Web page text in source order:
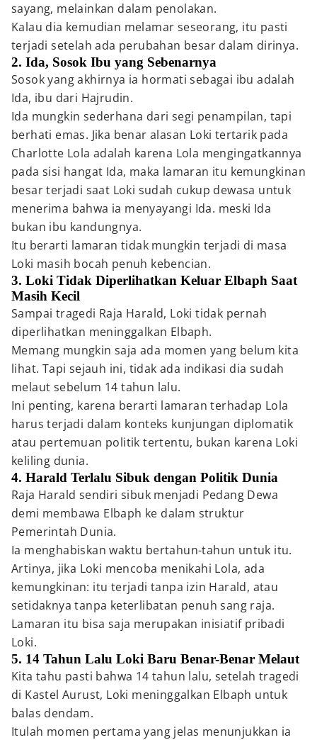
sayang, melainkan dalam penolakan.
Kalau dia kemudian melamar seseorang, itu pasti
terjadi setelah ada perubahan besar dalam dirinya.
2. Ida, Sosok Ibu yang Sebenarnya
Sosok yang akhirnya ia hormati sebagai ibu adalah
Ida, ibu dari Hajrudin.
Ida mungkin sederhana dari segi penampilan, tapi
berhati emas. Jika benar alasan Loki tertarik pada
Charlotte Lola adalah karena Lola mengingatkannya
pada sisi hangat Ida, maka lamaran itu kemungkinan
besar terjadi saat Loki sudah cukup dewasa untuk
menerima bahwa ia menyayangi Ida. meski Ida
bukan ibu kandungnya.
Itu berarti lamaran tidak mungkin terjadi di masa
Loki masih bocah penuh kebencian.
3. Loki Tidak Diperlihatkan Keluar Elbaph Saat
Masih Kecil
Sampai tragedi Raja Harald, Loki tidak pernah
diperlihatkan meninggalkan Elbaph.
Memang mungkin saja ada momen yang belum kita
lihat. Tapi sejauh ini, tidak ada indikasi dia sudah
melaut sebelum 14 tahun lalu.
Ini penting, karena berarti lamaran terhadap Lola
harus terjadi dalam konteks kunjungan diplomatik
atau pertemuan politik tertentu, bukan karena Loki
keliling dunia.
4. Harald Terlalu Sibuk dengan Politik Dunia
Raja Harald sendiri sibuk menjadi Pedang Dewa
demi membawa Elbaph ke dalam struktur
Pemerintah Dunia.
Ia menghabiskan waktu bertahun-tahun untuk itu.
Artinya, jika Loki mencoba menikahi Lola, ada
kemungkinan: itu terjadi tanpa izin Harald, atau
setidaknya tanpa keterlibatan penuh sang raja.
Lamaran itu bisa saja merupakan inisiatif pribadi
Loki.
5. 14 Tahun Lalu Loki Baru Benar-Benar Melaut
Kita tahu pasti bahwa 14 tahun lalu, setelah tragedi
di Kastel Aurust, Loki meninggalkan Elbaph untuk
balas dendam.
Itulah momen pertama yang jelas menunjukkan ia